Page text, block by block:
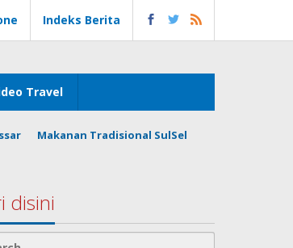
Indeks Berita
Travel
Makanan Tradisional SulSel
disini